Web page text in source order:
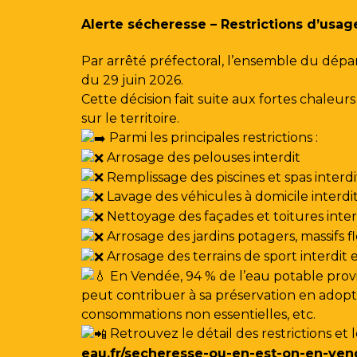
Alerte sécheresse – Restrictions
Par arrêté préfectoral, l’ensemble du
du 29 juin 2026.
Cette décision fait suite aux fortes
sur le territoire.
Parmi les principales restrictions :
Arrosage des pelouses interdit
Remplissage des piscines et spas
Lavage des véhicules à domicile interdit
Nettoyage des façades et toitures
Arrosage des jardins potagers,
Arrosage des terrains de sport interdit
En Vendée, 94 % de l’eau potable
peut contribuer à sa préservation en
consommations non essentielles, etc.
Retrouvez le détail des restrictions et
eau.fr/secheresse-ou-en-est-on-en-